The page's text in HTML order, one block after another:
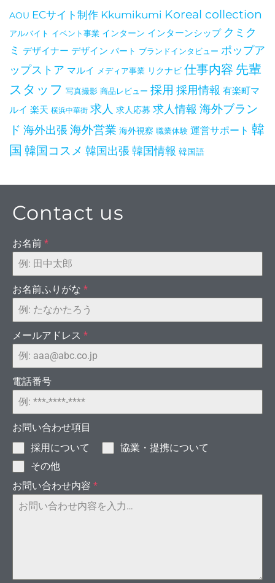
I-
イヤ
ドの
AOU ECサイト制作 Kkumikumi Koreal collection
アルバイト イベント事業 インターン インターンシップ クミク
ミ
デザイナー デザイン パート ブランドインタビュー ポップア
ップストア マルイ メディア事業 リクナビ 仕事内容 先輩
スタッフ 写真撮影 商品レビュー 採用 採用情報 有楽町マ
ルイ 楽天 横浜中華街 求人 求人応募 求人情報 海外ブラン
ド 海外出張 海外営業 海外視察 職業体験 運営サポート 韓
国 韓国コスメ 韓国出張 韓国情報 韓国語
Contact us
お名前 *
お名前ふりがな *
メールアドレス *
電話番号
お問い合わせ項目
採用について
協業・提携について
その他
お問い合わせ内容 *